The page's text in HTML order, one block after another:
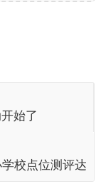
始了
校点位测评达